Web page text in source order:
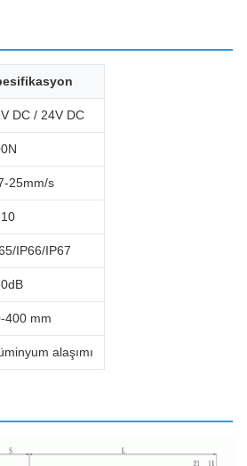
DC / 24V DC
25mm/s
IP66/IP67
400 mm
alaşımı